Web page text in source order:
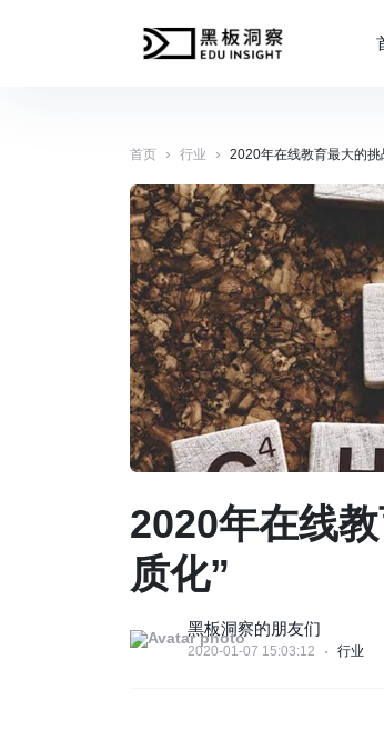
首页 › 行业 › 2020年在线教育最大的挑
2020年在线
质化”
黑板洞察的朋友们
2020-01-07 15:03:12 行业